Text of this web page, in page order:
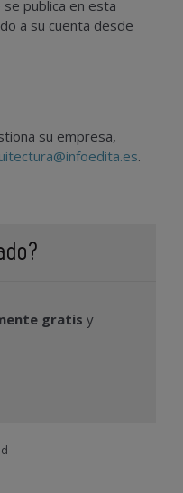
publica en esta
a su cuenta desde
su empresa,
.
gratis y